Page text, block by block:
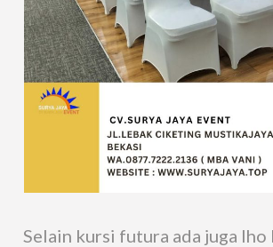
Selain kursi futura ada juga lho